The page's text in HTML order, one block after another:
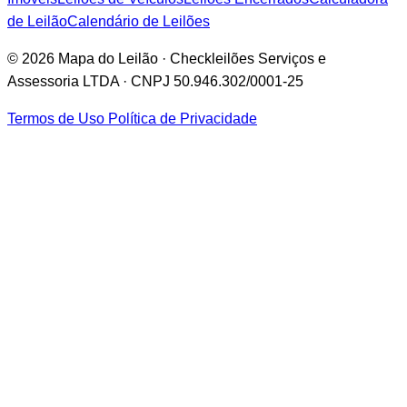
de LeilãoCalendário de Leilões
© 2026 Mapa do Leilão · Checkleilões Serviços e
Assessoria LTDA · CNPJ 50.946.302/0001-25
Termos de Uso Política de Privacidade